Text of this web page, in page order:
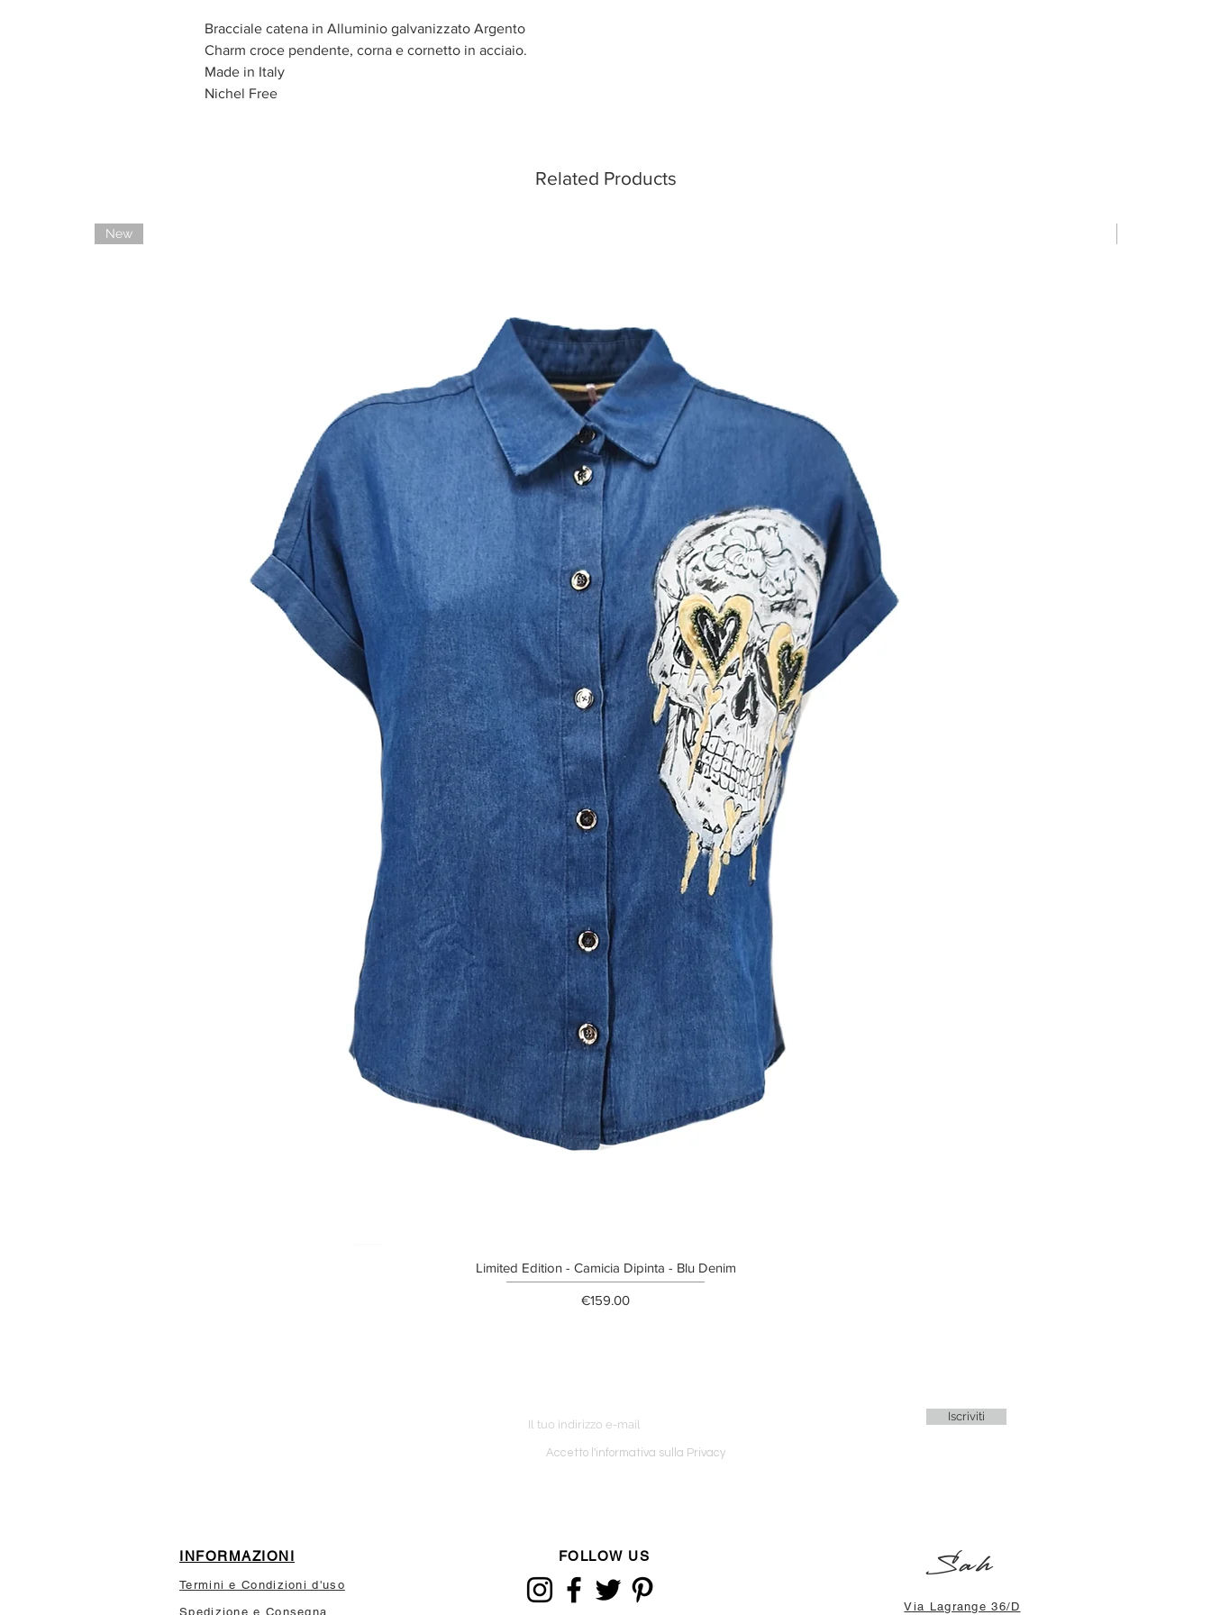
Bracciale catena in Alluminio galvanizzato Argento
Charm croce pendente, corna e cornetto in acciaio.
Made in Italy
Nichel Free
Related Products
New
Limited Edition - Camicia Dipinta - Blu Denim
Price
€159.00
Iscriviti
Accetto l'informativa sulla Privacy
INFORMAZIONI
Termini e Condizioni d'uso
Spedizione e Consegna
FOLLOW US Sah
Via Lagrange 36/D